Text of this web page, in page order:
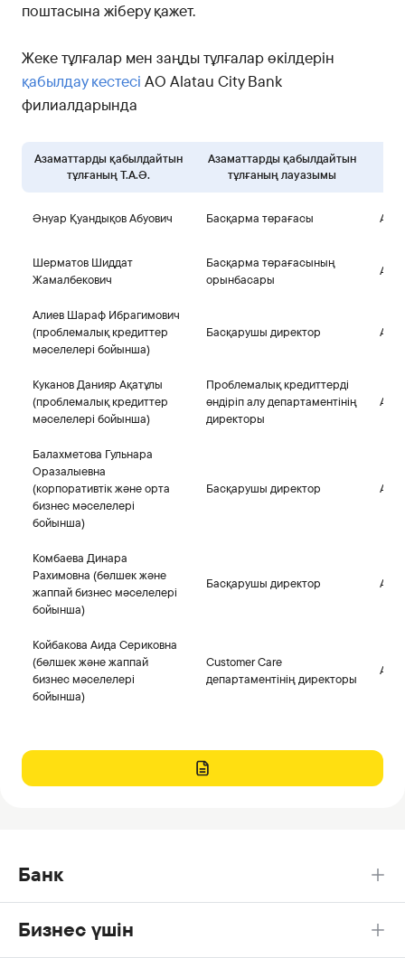
поштасына жіберу қажет.
Жеке тұлғалар мен заңды тұлғалар өкілдерін
қабылдау кестесі АО Alatau City Bank
филиалдарында
Азаматтарды қабылдайтын
тұлғаның Т.А.Ә.
Азаматтарды қабылдайтын
тұлғаның лауазымы
Әнуар Қуандықов Абуович Басқарма төрағасы
Шерматов Шиддат
Жамалбекович
Басқарма төрағасының
орынбасары
Алиев Шараф Ибрагимович
(проблемалық кредиттер
мәселелері бойынша)
Басқарушы директор
Куканов Данияр Ақатұлы
(проблемалық кредиттер
мәселелері бойынша)
Проблемалық кредиттерді
өндіріп алу департаментінің
директоры
Балахметова Гульнара
Оразалыевна
(корпоративтік және орта
бизнес мәселелері
бойынша)
Басқарушы директор
Комбаева Динара
Рахимовна (бөлшек және
жаппай бизнес мәселелері
бойынша)
Басқарушы директор
Койбакова Аида Сериковна
(бөлшек және жаппай
бизнес мәселелері
бойынша)
Customer Care
департаментінің директоры
Банк
Бизнес үшін